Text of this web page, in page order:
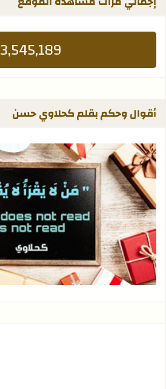
3,545,189
أقوال وحكم بقلم كحلاوي حسن